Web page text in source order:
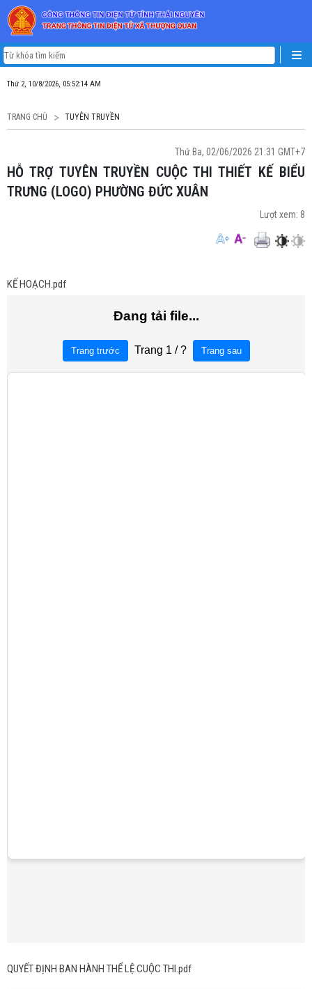
Thứ 2, 10/8/2026, 05:52:15 AM
TRANG CHỦ TUYÊN TRUYỀN
Thứ Ba, 02/06/2026 21:31 GMT+7
HỖ TRỢ TUYÊN TRUYỀN CUỘC THI THIẾT KẾ BIỂU
TRƯNG (LOGO) PHƯỜNG ĐỨC XUÂN
Lượt xem: 8
KẾ HOẠCH.pdf
QUYẾT ĐỊNH BAN HÀNH THỂ LỆ CUỘC THI.pdf